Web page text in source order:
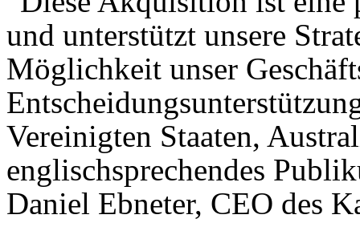
und unterstützt unsere
Möglichkeit unser
Vereinigten Staaten,
englischsprechendes
Daniel Ebneter, CEO des